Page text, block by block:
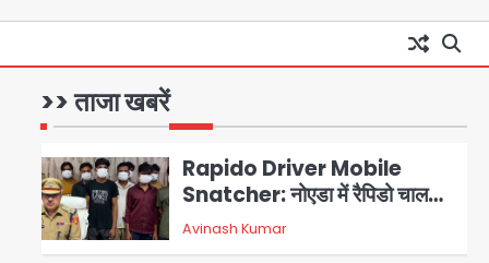
>> ताजा खबरें
1
Minor daughter abuse
case in Noida: 7 साल की मासूम
पिता को मां ने रंगेहाथ पकड़ा, पुलिस ने
2
Rapido Driver Mobile
Snatcher: नोएडा में रैपिडो चालक
निकला मोबाइल स्नैचर गैंग का
मास्टरमाइंड, जीरा-बॉल बेचने वालों को
Avinash Kumar